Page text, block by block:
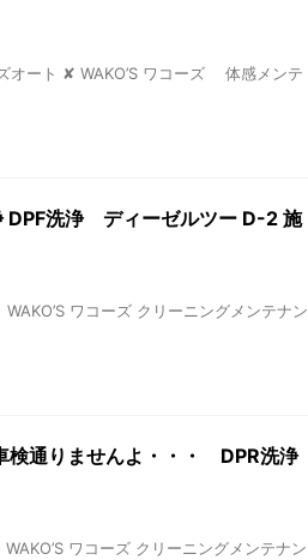
オート ✘ WAKO’S ワコーズ 体感メンテ
洗浄 ディーゼルツー D-2 施
ワコーズ クリーニングメンテナン
通りませんよ・・・ DPR洗浄
ワコーズ クリーニングメンテナン